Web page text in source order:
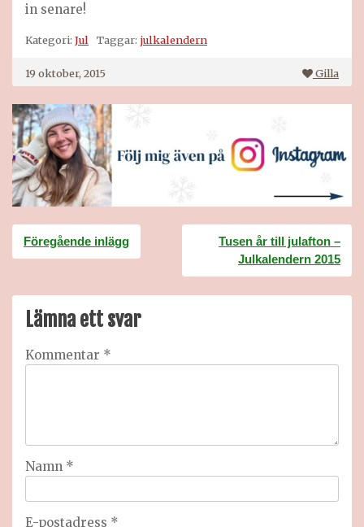
in senare!
Kategori: Jul Taggar: julkalendern
19 oktober, 2015 Gilla
Inläggsnavigering
Föregående inlägg
Tusen år till julafton –
Julkalendern 2015
Lämna ett svar
Kommentar *
Namn *
E-postadress *